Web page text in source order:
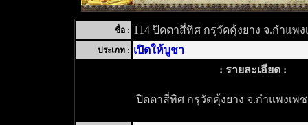
ชื่อ : 114 ปิดตาสี่ทิศ กรุวัดคุ้งยาง จ.กำแพ
ประเภท : เปิดให้บูชา
: รายละเอียด :
ปิดตาสี่ทิศ กรุวัดคุ้งยาง จ.กำแพงเพ